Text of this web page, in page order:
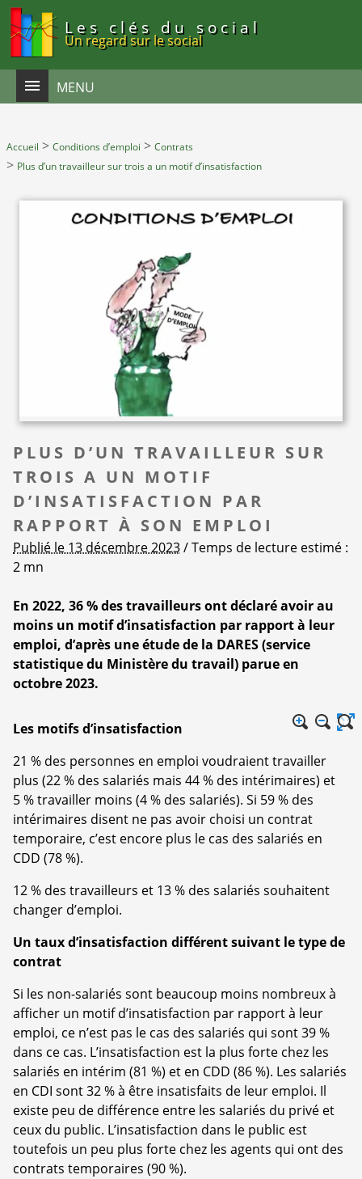
Les clés du social
Un regard sur le social
MENU
Accueil > Conditions d’emploi > Contrats
> Plus d’un travailleur sur trois a un motif d’insatisfaction
PLUS D’UN TRAVAILLEUR SUR
TROIS A UN MOTIF
D’INSATISFACTION PAR
RAPPORT À SON EMPLOI
Publié le 13 décembre 2023/ Temps de lecture estimé :
2 mn
En 2022, 36 % des travailleurs ont déclaré avoir au
moins un motif d’insatisfaction par rapport à leur
emploi, d’après une étude de la DARES (service
statistique du Ministère du travail) parue en
octobre 2023.
Les motifs d’insatisfaction
21 % des personnes en emploi voudraient travailler
plus (22 % des salariés mais 44 % des intérimaires) et
5 % travailler moins (4 % des salariés). Si 59 % des
intérimaires disent ne pas avoir choisi un contrat
temporaire, c’est encore plus le cas des salariés en
CDD (78 %).
12 % des travailleurs et 13 % des salariés souhaitent
changer d’emploi.
Un taux d’insatisfaction différent suivant le type de
contrat
Si les non-salariés sont beaucoup moins nombreux à
afficher un motif d’insatisfaction par rapport à leur
emploi, ce n’est pas le cas des salariés qui sont 39 %
dans ce cas. L’insatisfaction est la plus forte chez les
salariés en intérim (81 %) et en CDD (86 %). Les salariés
en CDI sont 32 % à être insatisfaits de leur emploi. Il
existe peu de différence entre les salariés du privé et
ceux du public. L’insatisfaction dans le public est
toutefois un peu plus forte chez les agents qui ont des
contrats temporaires (90 %).
Panneau de gestion des cookies